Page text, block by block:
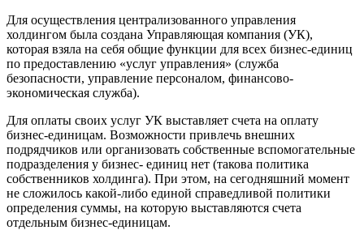
Для осуществления централизованного управления
холдингом была создана Управляющая компания (УК),
которая взяла на себя общие функции для всех бизнес-единиц
по предоставлению «услуг управления» (служба
безопасности, управление персоналом, финансово-
экономическая служба).
Для оплаты своих услуг УК выставляет счета на оплату
бизнес-единицам. Возможности привлечь внешних
подрядчиков или организовать собственные вспомогательные
подразделения у бизнес- единиц нет (такова политика
собственников холдинга). При этом, на сегодняшний момент
не сложилось какой-либо единой справедливой политики
определения суммы, на которую выставляются счета
отдельным бизнес-единицам.